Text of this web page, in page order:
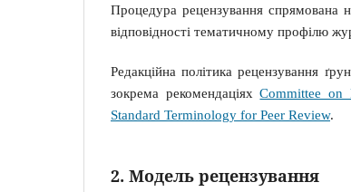
Процедура рецензування спрямована
відповідності тематичному профілю
Редакційна політика рецензування
зокрема рекомендаціяхCommittee on
Standard Terminology for Peer Review.
2. Модель рецензування